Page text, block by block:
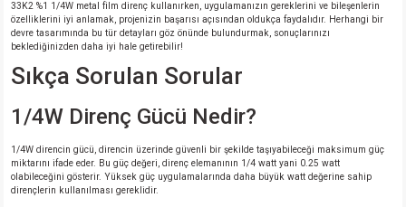
33K2 %1 1/4W metal film direnç kullanırken, uygulamanızın gereklerini ve bileşenlerin
özelliklerini iyi anlamak, projenizin başarısı açısından oldukça faydalıdır. Herhangi bir
devre tasarımında bu tür detayları göz önünde bulundurmak, sonuçlarınızı
beklediğinizden daha iyi hale getirebilir!
Sıkça Sorulan Sorular
1/4W Direnç Gücü Nedir?
1/4W direncin gücü, direncin üzerinde güvenli bir şekilde taşıyabileceği maksimum güç
miktarını ifade eder. Bu güç değeri, direnç elemanının 1/4 watt yani 0.25 watt
olabileceğini gösterir. Yüksek güç uygulamalarında daha büyük watt değerine sahip
dirençlerin kullanılması gereklidir.